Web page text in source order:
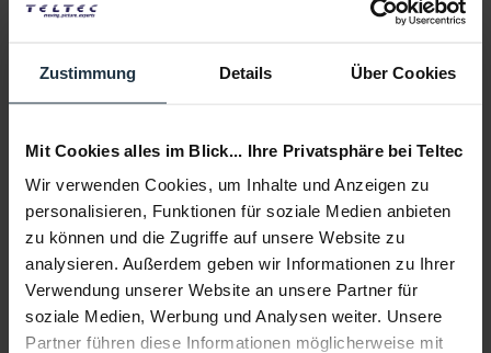
Zustimmung Details Über Cookies
Mit Cookies alles im Blick... Ihre Privatsphäre bei Teltec
Wir verwenden Cookies, um Inhalte und Anzeigen zu
personalisieren, Funktionen für soziale Medien anbieten
zu können und die Zugriffe auf unsere Website zu
analysieren. Außerdem geben wir Informationen zu Ihrer
Verwendung unserer Website an unsere Partner für
soziale Medien, Werbung und Analysen weiter. Unsere
Partner führen diese Informationen möglicherweise mit
Beratung
Medien
Infos zu Hersteller & Produktsicherheit
Folgende Infos zum Hersteller sind verfübar......mehr
Weitere Artikel von Miller ansehen